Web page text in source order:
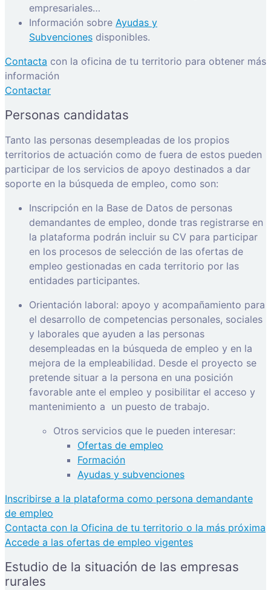
empresariales…
Información sobre Ayudas y
Subvenciones disponibles.
Contacta con la oficina de tu territorio para obtener más
información
Contactar
Personas candidatas
Tanto las personas desempleadas de los propios
territorios de actuación como de fuera de estos pueden
participar de los servicios de apoyo destinados a dar
soporte en la búsqueda de empleo, como son:
Inscripción en la Base de Datos de personas
demandantes de empleo, donde tras registrarse en
la plataforma podrán incluir su CV para participar
en los procesos de selección de las ofertas de
empleo gestionadas en cada territorio por las
entidades participantes.
Orientación laboral: apoyo y acompañamiento para
el desarrollo de competencias personales, sociales
y laborales que ayuden a las personas
desempleadas en la búsqueda de empleo y en la
mejora de la empleabilidad. Desde el proyecto se
pretende situar a la persona en una posición
favorable ante el empleo y posibilitar el acceso y
mantenimiento a un puesto de trabajo.
Otros servicios que le pueden interesar:
Ofertas de empleo
Formación
Ayudas y subvenciones
Inscribirse a la plataforma como persona demandante
de empleo
Contacta con la Oficina de tu territorio o la más próxima
Accede a las ofertas de empleo vigentes
Estudio de la situación de las empresas
rurales